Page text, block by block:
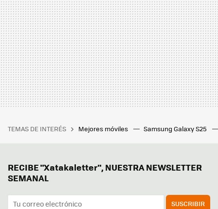
TEMAS DE INTERÉS Mejores móviles Samsung Galaxy S25
RECIBE "Xatakaletter", NUESTRA NEWSLETTER
SEMANAL
SUSCRIBIR